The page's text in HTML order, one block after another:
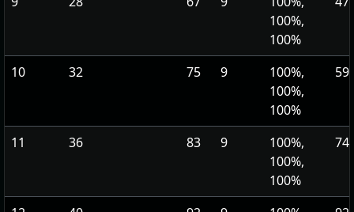
100%,
100%
10 32 75 9
100%,
100%,
100%
11 36 83 9
100%,
100%,
100%